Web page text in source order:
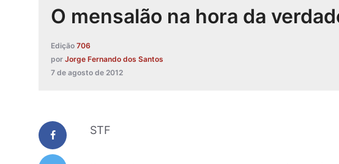
O mensalão na hora da
Edição 706
por Jorge Fernando dos Santos
7 de agosto de 2012
STF